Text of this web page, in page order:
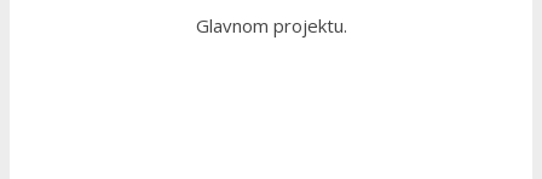
Glavnom projektu.